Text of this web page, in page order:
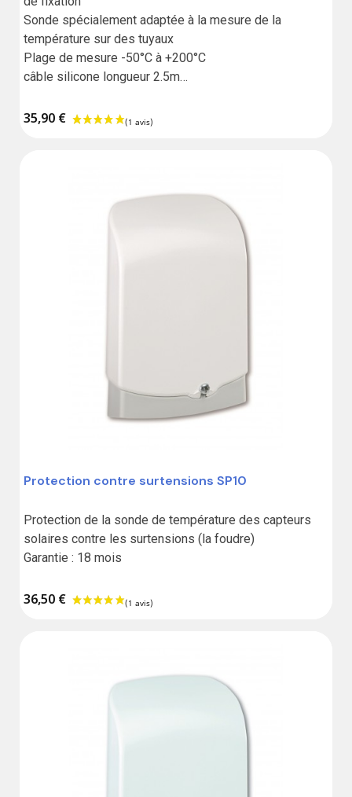
Sonde spécialement adaptée à la mesure de la
température sur des tuyaux
Plage de mesure -50°C à +200°C
câble silicone longueur 2.5m
Garantie : 18 mois
35,90 €
Protection contre surtensions SP10
Protection de la sonde de température des capteurs
solaires contre les surtensions (la foudre)
Garantie : 18 mois
36,50 €